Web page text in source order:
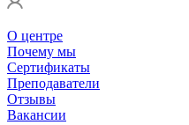
О центре
Почему мы
Сертификаты
Преподаватели
Отзывы
Вакансии